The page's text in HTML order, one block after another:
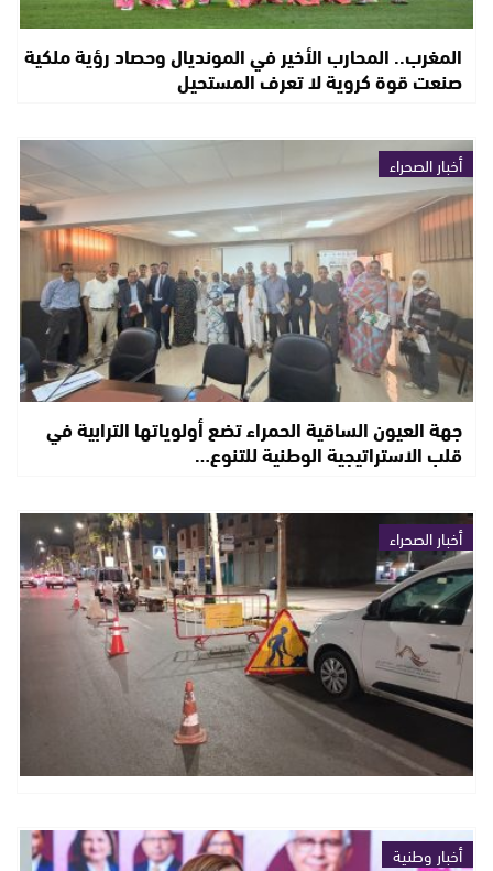
المغرب.. المحارب الأخير في المونديال وحصاد رؤية ملكية
صنعت قوة كروية لا تعرف المستحيل
أخبار الصحراء
جهة العيون الساقية الحمراء تضع أولوياتها الترابية في
قلب الاستراتيجية الوطنية للتنوع…
أخبار الصحراء
أخبار وطنية